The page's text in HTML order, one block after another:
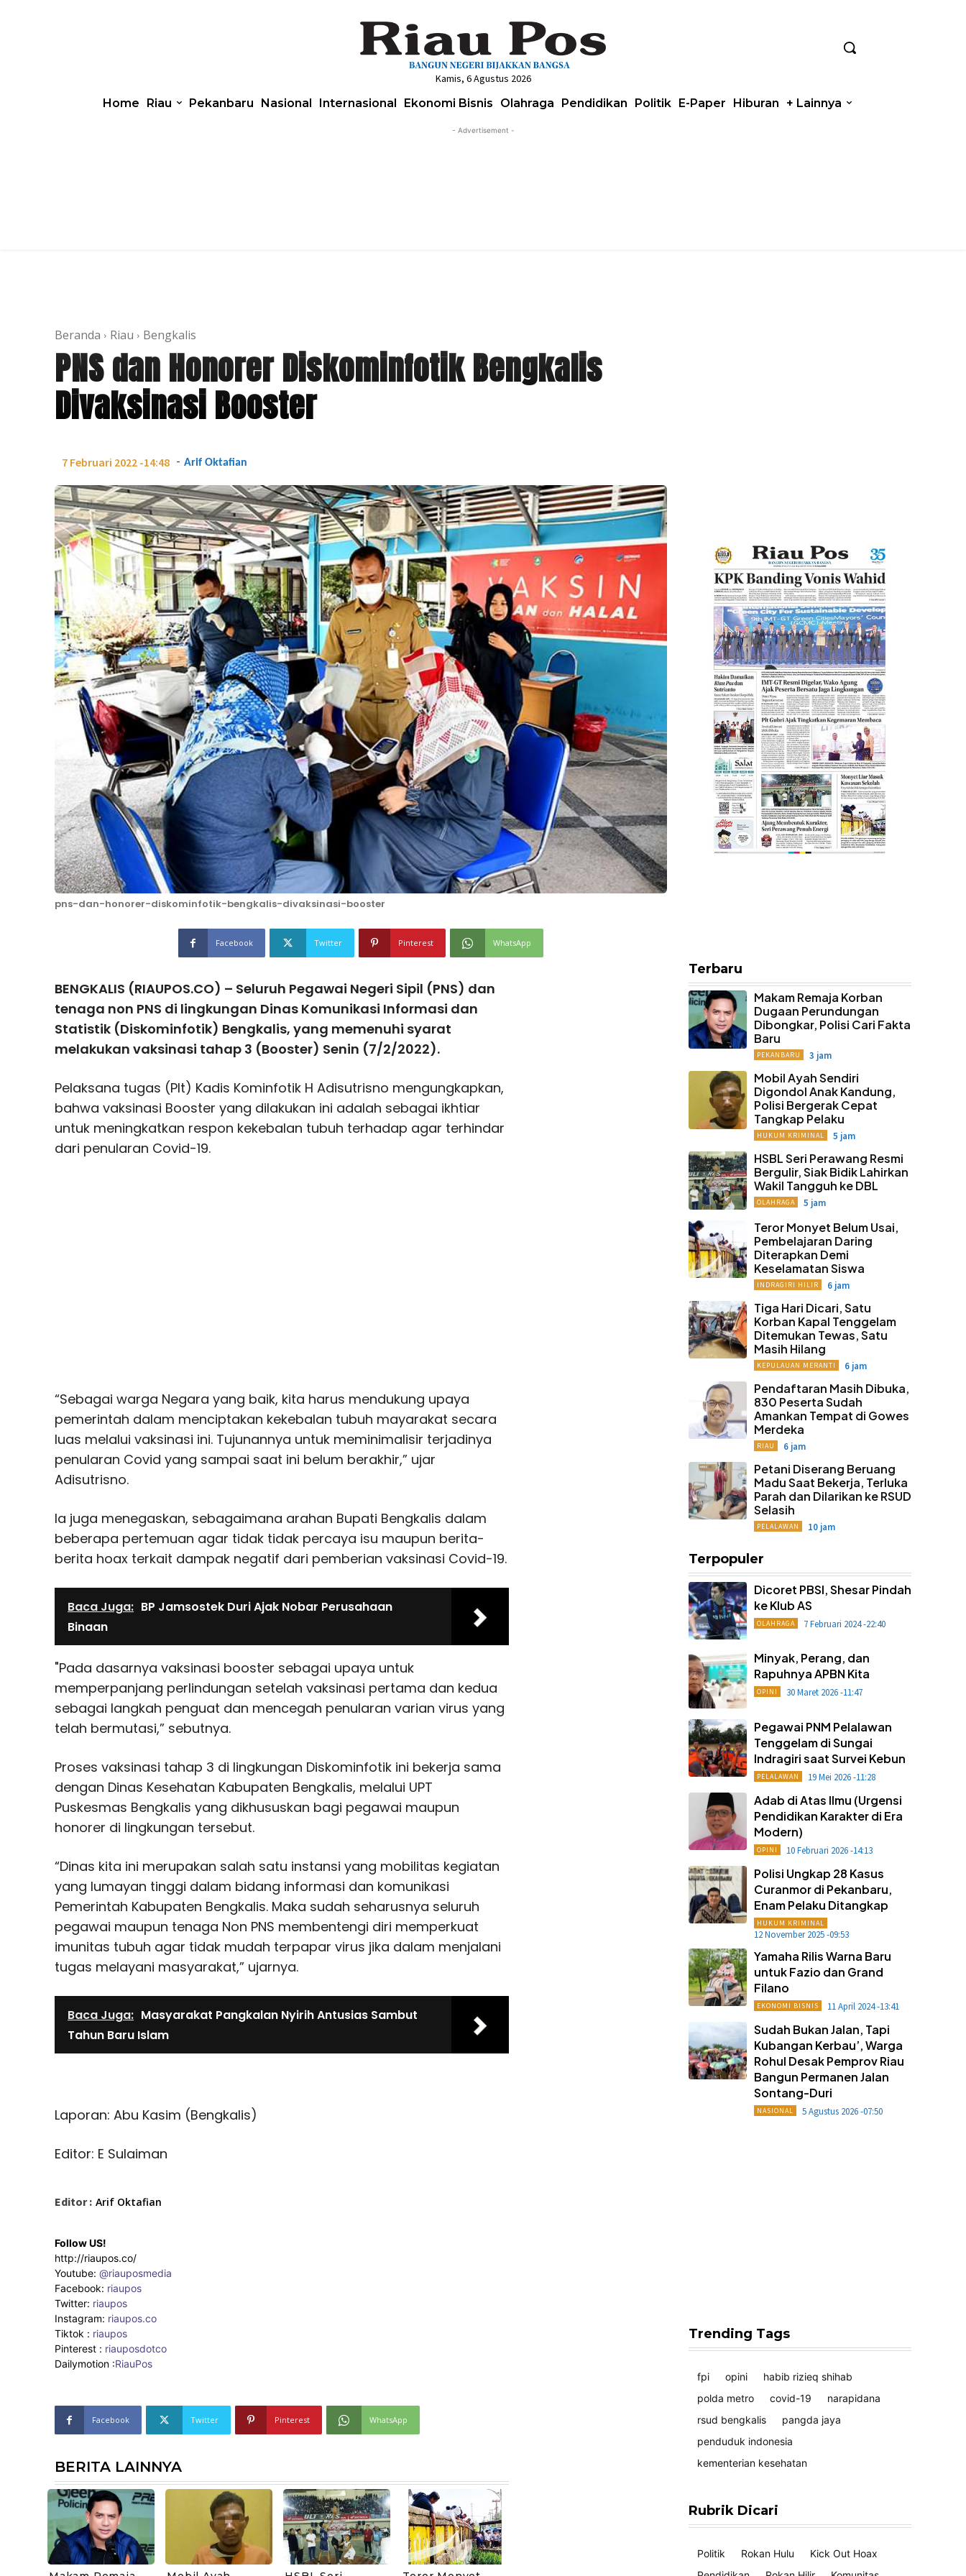
Kamis, 6 Agustus 2026
Home Riau Pekanbaru Nasional Internasional Ekonomi Bisnis Olahraga Pendidikan Politik E-Paper Hiburan + Lainnya
- Advertisement -
Beranda Riau Bengkalis
PNS dan Honorer Diskominfotik Bengkalis
Divaksinasi Booster
7 Februari 2022 -14:48 - Arif Oktafian
pns-dan-honorer-diskominfotik-bengkalis-divaksinasi-booster
Facebook Twitter Pinterest WhatsApp
BENGKALIS (RIAUPOS.CO) – Seluruh Pegawai Negeri Sipil (PNS) dan
tenaga non PNS di lingkungan Dinas Komunikasi Informasi dan
Statistik (Diskominfotik) Bengkalis, yang memenuhi syarat
melakukan vaksinasi tahap 3 (Booster) Senin (7/2/2022).
Pelaksana tugas (Plt) Kadis Kominfotik H Adisutrisno mengungkapkan,
bahwa vaksinasi Booster yang dilakukan ini adalah sebagai ikhtiar
untuk meningkatkan respon kekebalan tubuh terhadap agar terhindar
dari penularan Covid-19.
“Sebagai warga Negara yang baik, kita harus mendukung upaya
pemerintah dalam menciptakan kekebalan tubuh mayarakat secara
luas melalui vaksinasi ini. Tujunannya untuk meminimalisir terjadinya
penularan Covid yang sampai saat ini belum berakhir,” ujar
Adisutrisno.
Ia juga menegaskan, sebagaimana arahan Bupati Bengkalis dalam
beberapa pertemuan agar tidak tidak percaya isu maupun berita-
berita hoax terkait dampak negatif dari pemberian vaksinasi Covid-19.
Baca Juga: BP Jamsostek Duri Ajak Nobar Perusahaan
Binaan
"Pada dasarnya vaksinasi booster sebagai upaya untuk
memperpanjang perlindungan setelah vaksinasi pertama dan kedua
sebagai langkah penguat dan mencegah penularan varian virus yang
telah bermutasi,” sebutnya.
Proses vaksinasi tahap 3 di lingkungan Diskominfotik ini bekerja sama
dengan Dinas Kesehatan Kabupaten Bengkalis, melalui UPT
Puskesmas Bengkalis yang dikhususkan bagi pegawai maupun
honorer di lingkungan tersebut.
“Dinas kita ini merupakan salah satu instansi yang mobilitas kegiatan
yang lumayan tinggi dalam bidang informasi dan komunikasi
Pemerintah Kabupaten Bengkalis. Maka sudah seharusnya seluruh
pegawai maupun tenaga Non PNS membentengi diri memperkuat
imunitas tubuh agar tidak mudah terpapar virus jika dalam menjalani
tugas melayani masyarakat,” ujarnya.
Baca Juga: Masyarakat Pangkalan Nyirih Antusias Sambut
Tahun Baru Islam
Laporan: Abu Kasim (Bengkalis)
Editor: E Sulaiman
Editor : Arif Oktafian
Follow US!
http://riaupos.co/
Youtube: @riauposmedia
Facebook: riaupos
Twitter: riaupos
Instagram: riaupos.co
Tiktok : riaupos
Pinterest : riauposdotco
Dailymotion :RiauPos
Facebook Twitter Pinterest WhatsApp
BERITA LAINNYA
Terbaru
Makam Remaja Korban
Dugaan Perundungan
Dibongkar, Polisi Cari Fakta
Baru
PEKANBARU 3 jam
Mobil Ayah Sendiri
Digondol Anak Kandung,
Polisi Bergerak Cepat
Tangkap Pelaku
HUKUM KRIMINAL 5 jam
HSBL Seri Perawang Resmi
Bergulir, Siak Bidik Lahirkan
Wakil Tangguh ke DBL
OLAHRAGA 5 jam
Teror Monyet Belum Usai,
Pembelajaran Daring
Diterapkan Demi
Keselamatan Siswa
INDRAGIRI HILIR 6 jam
Tiga Hari Dicari, Satu
Korban Kapal Tenggelam
Ditemukan Tewas, Satu
Masih Hilang
KEPULAUAN MERANTI 6 jam
Pendaftaran Masih Dibuka,
830 Peserta Sudah
Amankan Tempat di Gowes
Merdeka
RIAU 6 jam
Petani Diserang Beruang
Madu Saat Bekerja, Terluka
Parah dan Dilarikan ke RSUD
Selasih
PELALAWAN 10 jam
Terpopuler
Dicoret PBSI, Shesar Pindah
ke Klub AS
OLAHRAGA 7 Februari 2024 -22:40
Minyak, Perang, dan
Rapuhnya APBN Kita
OPINI 30 Maret 2026 -11:47
Pegawai PNM Pelalawan
Tenggelam di Sungai
Indragiri saat Survei Kebun
PELALAWAN 19 Mei 2026 -11:28
Adab di Atas Ilmu (Urgensi
Pendidikan Karakter di Era
Modern)
OPINI 10 Februari 2026 -14:13
Polisi Ungkap 28 Kasus
Curanmor di Pekanbaru,
Enam Pelaku Ditangkap
HUKUM KRIMINAL
12 November 2025 -09:53
Yamaha Rilis Warna Baru
untuk Fazio dan Grand
Filano
EKONOMI BISNIS 11 April 2024 -13:41
Sudah Bukan Jalan, Tapi
Kubangan Kerbau’, Warga
Rohul Desak Pemprov Riau
Bangun Permanen Jalan
Sontang-Duri
NASIONAL 5 Agustus 2026 -07:50
Trending Tags
fpi opini
habib rizieq shihab
polda metro
covid-19
narapidana
rsud bengkalis
pangda jaya
penduduk indonesia
kementerian kesehatan
Rubrik Dicari
Politik Rokan Hulu
Kick Out Hoax